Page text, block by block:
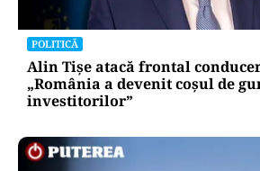
POLITICĂ
Alin Tișe atacă frontal
„România a devenit coșul de
investitorilor”